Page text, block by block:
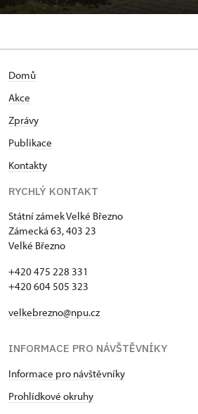
Domů
Akce
Zprávy
Publikace
Kontakty
RYCHLÝ KONTAKT
Státní zámek Velké Březno
Zámecká 63, 403 23
Velké Březno
+420 475 228 331
+420 604 505 323
velkebrezno@npu.cz
INFORMACE PRO NÁVŠTĚVNÍKY
Informace pro návštěvníky
Prohlídkové okruhy